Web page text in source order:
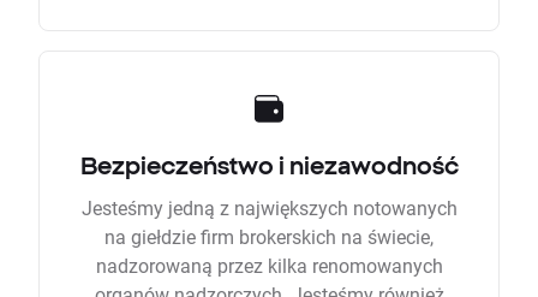
Bezpieczeństwo i niezawodność
Jesteśmy jedną z największych notowanych
na giełdzie firm brokerskich na świecie,
nadzorowaną przez kilka renomowanych